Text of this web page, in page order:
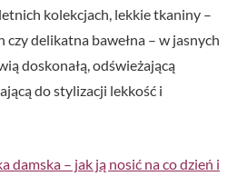
kolekcjach, lekkie tkaniny –
delikatna bawełna – w jasnych
doskonałą, odświeżającą
do stylizacji lekkość i
damska – jak ją nosić na co dzień i